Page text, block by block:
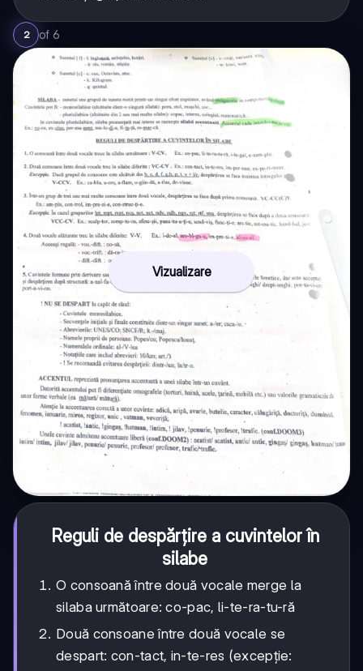
2 of 6
Vizualizare
Reguli de despărțire a cuvintelor în
silabe
O consoană între două vocale merge la
silaba următoare: co-pac, li-te-ra-tu-ră
Două consoane între două vocale se
despart: con-tact, in-te-res (excepție: